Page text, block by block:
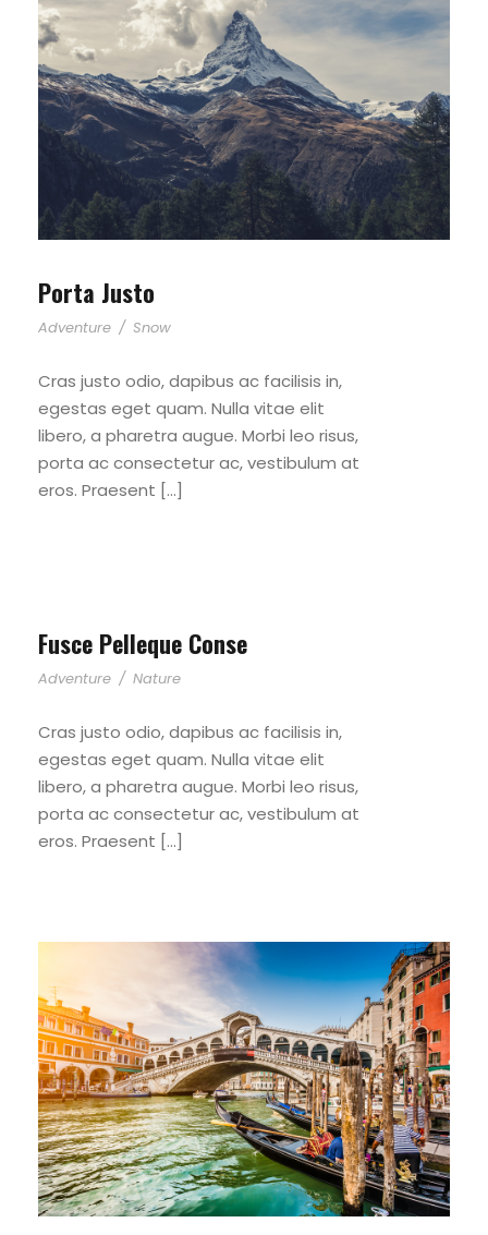
Porta Justo
Adventure / Snow
Cras justo odio, dapibus ac facilisis in,
egestas eget quam. Nulla vitae elit
libero, a pharetra augue. Morbi leo risus,
porta ac consectetur ac, vestibulum at
eros. Praesent […]
Fusce Pelleque Conse
Adventure / Nature
Cras justo odio, dapibus ac facilisis in,
egestas eget quam. Nulla vitae elit
libero, a pharetra augue. Morbi leo risus,
porta ac consectetur ac, vestibulum at
eros. Praesent […]